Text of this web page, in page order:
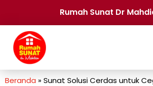
Rumah Sunat Dr
Beranda »Sunat Solusi Cerdas untuk